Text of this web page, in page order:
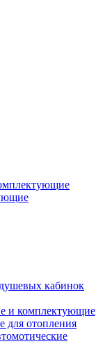
кабинок
и комплектующие
для отопления